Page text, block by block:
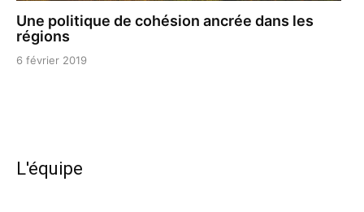
Une politique de cohésion ancrée dans les
régions
6 février 2019
L'équipe